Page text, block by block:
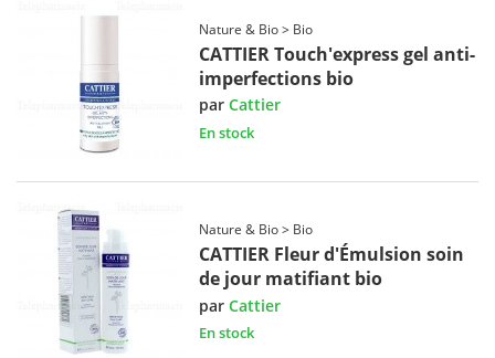
Nature & Bio > Bio
CATTIER Touch'express gel anti-
imperfections bio
parCattier
En stock
Nature & Bio > Bio
CATTIER Fleur d'Émulsion soin
de jour matifiant bio
parCattier
En stock